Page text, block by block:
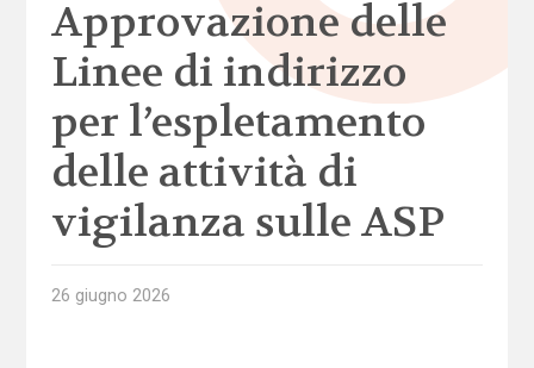
Approvazione delle
Linee di indirizzo
per l’espletamento
delle attività di
vigilanza sulle ASP
26 giugno 2026